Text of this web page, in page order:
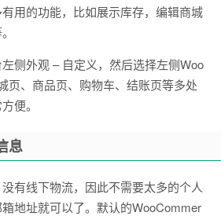
用的功能，比如展示库存，编辑商城
侧外观 – 自定义，然后选择左侧Woo
页、商品页、购物车、结账页等多处
便。
息
有线下物流，因此不需要太多的个人
地址就可以了。默认的WooCommer